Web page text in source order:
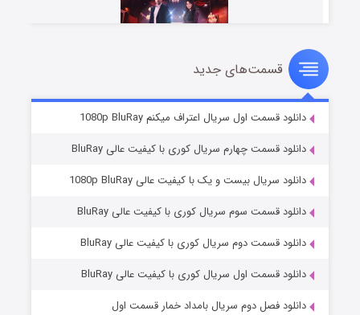
سریال زشت
قسمت۲ (زیرنویس) منتشر شد
مردگان متحرک: شهر مرده ۳
قسمت۲ (زیرنویس) منتشر شد
قسمت‌های جدید
دانلود قسمت اول سریال اعتراف میکنم 1080p BluRay
دانلود قسمت چهارم سریال کوری با کیفیت عالی BluRay
دانلود سریال بیست و یک با کیفیت عالی 1080p BluRay
دانلود قسمت سوم سریال کوری با کیفیت عالی BluRay
دانلود قسمت دوم سریال کوری با کیفیت عالی BluRay
دانلود قسمت اول سریال کوری با کیفیت عالی BluRay
دانلود فصل دوم سریال بامداد خمار قسمت اول